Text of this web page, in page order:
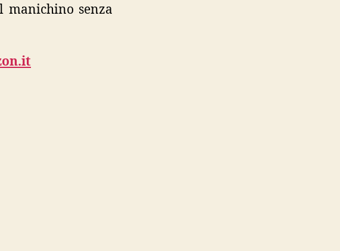
manichino senza